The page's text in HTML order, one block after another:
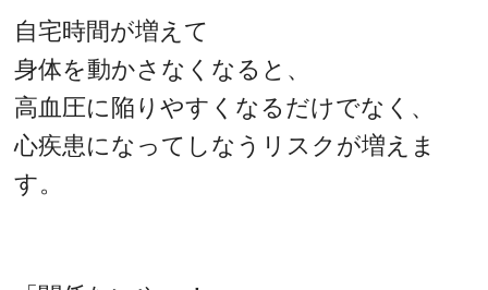
自宅時間が増えて
身体を動かさなくなると、
高血圧に陥りやすくなるだけでなく、
心疾患になってしなうリスクが増えま
す。